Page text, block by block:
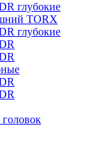
глубокие
TORX
глубокие